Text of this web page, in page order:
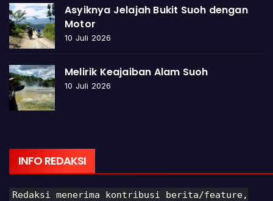
Asyiknya Jelajah Bukit Suoh dengan
Motor
10 Juli 2026
Melirik Keajaiban Alam Suoh
10 Juli 2026
INFO REDAKSI
Redaksi menerima kontribusi berita/feature,